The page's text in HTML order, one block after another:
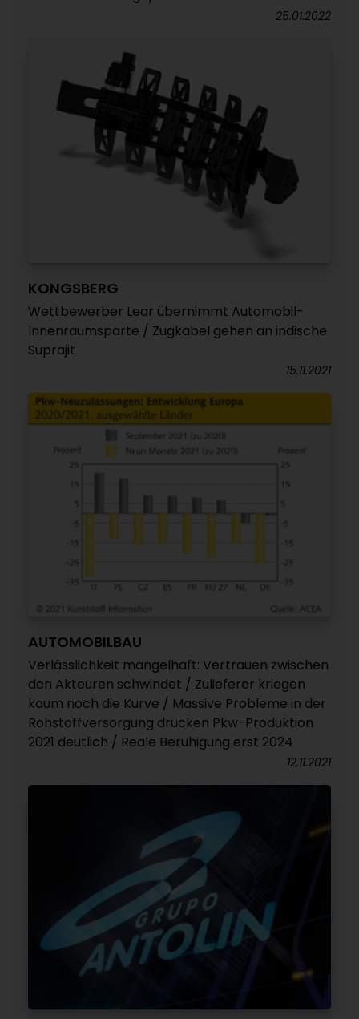
25.01.2022
KONGSBERG
Wettbewerber Lear übernimmt Automobil-
Innenraumsparte / Zugkabel gehen an indische
Suprajit
15.11.2021
AUTOMOBILBAU
Verlässlichkeit mangelhaft: Vertrauen zwischen
den Akteuren schwindet / Zulieferer kriegen
kaum noch die Kurve / Massive Probleme in der
Rohstoffversorgung drücken Pkw-Produktion
2021 deutlich / Reale Beruhigung erst 2024
12.11.2021